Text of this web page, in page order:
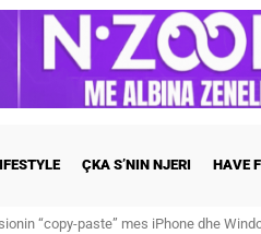
ÇKA S’NIN NJERI HAVE
martohen këtë të shtunë,